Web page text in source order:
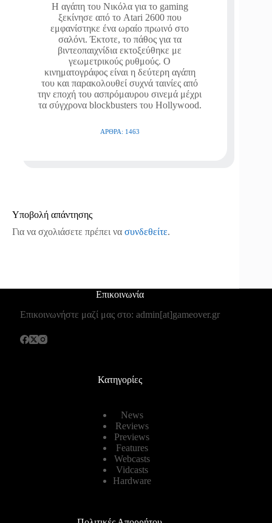
Η αγάπη του Νικόλα για το gaming
ξεκίνησε από το Atari 2600 που
εμφανίστηκε ένα ωραίο πρωινό στο
σαλόνι. Έκτοτε, το πάθος για τα
βιντεοπαιχνίδια εκτοξεύθηκε με
γεωμετρικούς ρυθμούς. Ο
κινηματογράφος είναι η δεύτερη αγάπη
του και παρακολουθεί συχνά ταινίες από
την εποχή του ασπρόμαυρου σινεμά μέχρι
τα σύγχρονα blockbusters του Hollywood.
ΆΡΘΡΑ: 1463
Υποβολή απάντησης
Για να σχολιάσετε πρέπει να συνδεθείτε.
Επικοινωνία
Επικοινωνήστε μαζί μας στο: admin[at]gameover.gr
Κατηγορίες
News
Reviews
Previews
Features
Webcasts
Vidcasts
Hardware